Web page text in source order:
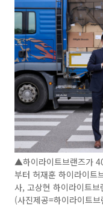
▲하이라이트브랜즈가
부터 허재훈 하이라이트
사, 고상현 하이라이트
(사진제공=하이라이트브